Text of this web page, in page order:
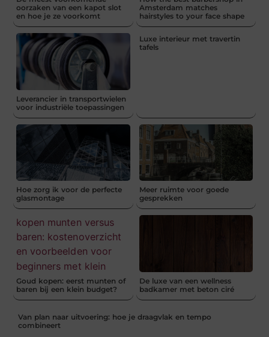
oorzaken van een kapot slot
en hoe je ze voorkomt
Amsterdam matches
hairstyles to your face shape
Leverancier in transportwielen
voor industriële toepassingen
Luxe interieur met travertin
tafels
Hoe zorg ik voor de perfecte
glasmontage
Meer ruimte voor goede
gesprekken
Goud kopen: eerst munten of
baren bij een klein budget?
De luxe van een wellness
badkamer met beton ciré
Van plan naar uitvoering: hoe je draagvlak en tempo
combineert